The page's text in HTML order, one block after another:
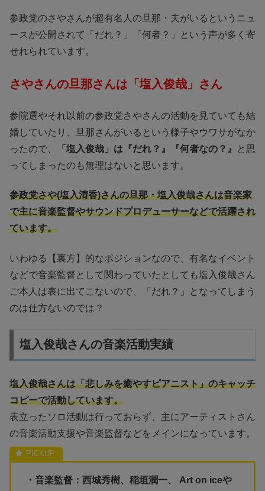
参政党のさやさんが超有名人の旦那・夫がいるというニュ
ースが公開されて「だれ？」「何者？」という声が多く寄
せれられています。
さやさんの旦那さんは「塩入俊哉」さん
参院選やそれ以前の参政党さやさんの活動を見ていても結
婚していたり、旦那さんがいるという様子やウワサがなか
ったので、
「塩入俊哉」は『だれ？』『何者なの？』
と思
ってしまったのも無理はないと思います。
参政党さや(塩入清香)さんの旦那・塩入俊哉さんは音楽家
で主に音楽監督やサウンドプロデューサーなどで活躍され
ています。
いわゆる【裏方】的なポジションなので、有名なイベント
などで音楽監督として関わっていたとしても塩入俊哉さん
ご本人は表に出てこないので、「だれ？」となってしまう
のは仕方ないのでは？
塩入俊哉さんの音楽活動実績
塩入俊哉さんは「悲しみを癒やすピアニスト」のキャッチ
コピーで活動しています。
表立ったソロ活動は行っておらず、主にアーティストさん
の音楽活動支援や音楽監督などをメインになっています。
・音楽監督：西城秀樹、稲垣潤一、 Art on iceや